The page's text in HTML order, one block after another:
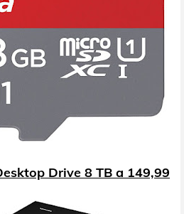
Drive 8 TB a 149,99